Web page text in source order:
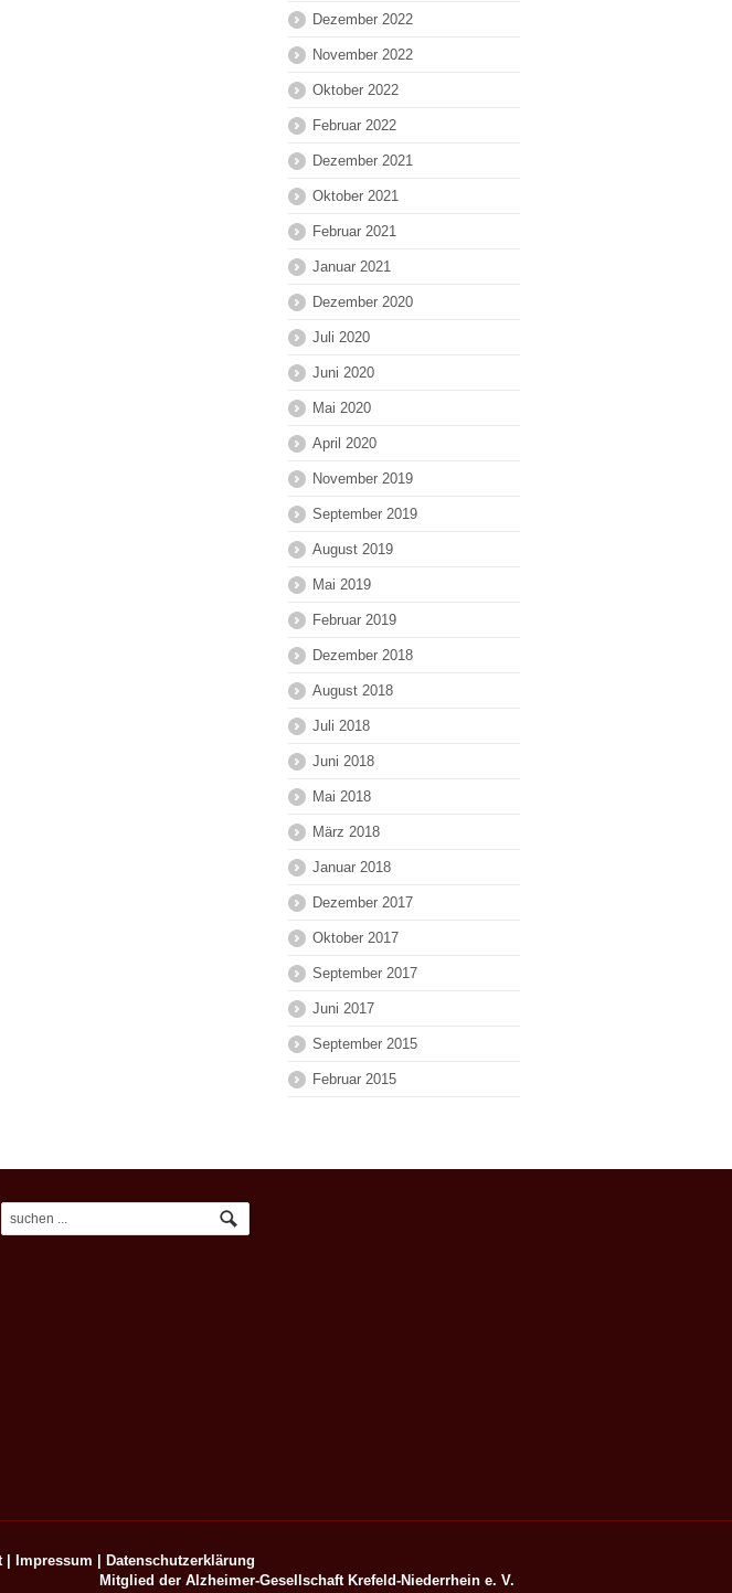
Dezember 2022
November 2022
Oktober 2022
Februar 2022
Dezember 2021
Oktober 2021
Februar 2021
Januar 2021
Dezember 2020
Juli 2020
Juni 2020
Mai 2020
April 2020
November 2019
September 2019
August 2019
Mai 2019
Februar 2019
Dezember 2018
August 2018
Juli 2018
Juni 2018
Mai 2018
März 2018
Januar 2018
Dezember 2017
Oktober 2017
September 2017
Juni 2017
September 2015
Februar 2015
| Impressum
Datenschutzerklärung
Mitglied der Alzheimer-Gesellschaft Krefeld-Niederrhein e. V.